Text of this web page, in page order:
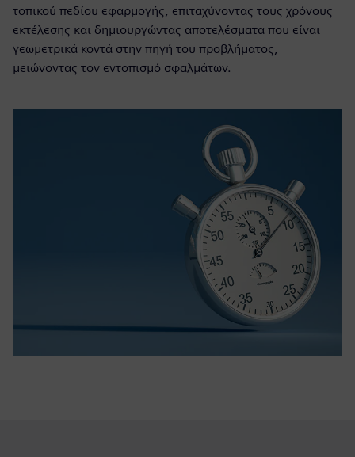
τοπικού πεδίου εφαρμογής, επιταχύνοντας τους χρόνους
εκτέλεσης και δημιουργώντας αποτελέσματα που είναι
γεωμετρικά κοντά στην πηγή του προβλήματος,
μειώνοντας τον εντοπισμό σφαλμάτων.